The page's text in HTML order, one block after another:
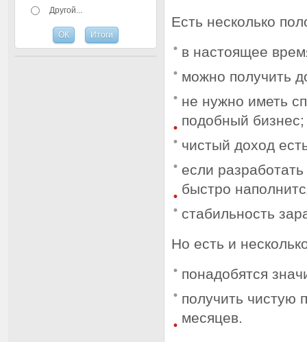
Другой...
Есть несколько
в настоящее
можно получить
не нужно иметь
подобный бизнес;
чистый доход
если
быстро
стабильность
Но есть и
понадобятся
получить чистую
месяцев.